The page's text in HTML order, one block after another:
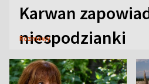
Karwan
niespodzianki
Rozmowy